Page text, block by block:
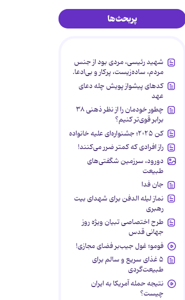
پربحث‌ها
شهید رئیسی، مردی بود از جنس
مردم، ساده‌زیست، پرکار و بی‌ادعا.
کدهای پیشواز پویش چله دعای
عهد
چطور خودمان را از نظر ذهنی ۳۸
برابر قوی‌تر کنیم؟
کن ۲۰۲۵؛ جشنواره‌ای علیه خانواده
راز افرادی که کمتر ضرر می‌کنند!
دورود، سرزمین شگفتی‌های
طبیعت
جان فدا
نماز لیله الدفن برای شهدای بیت
رهبری
طرح اختصاصی تبیان ویژه روز
جهانی قدس
فومو؛ غول جیب‌بر فضای مجازی!
۵ غذای سریع و سالم برای
طبیعت‌گردی
نتیجه حمله آمریکا به ایران
چیست؟